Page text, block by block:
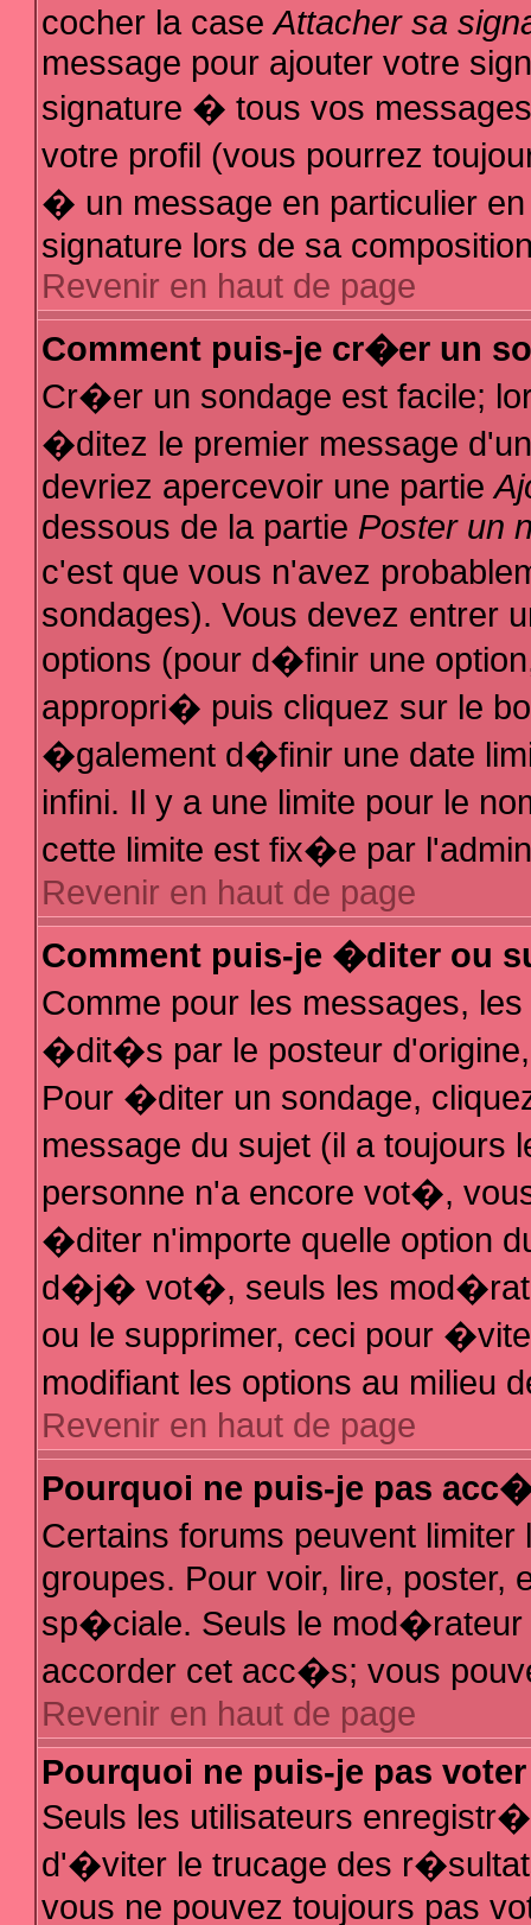
cocher la caseAttacher sa
message pour ajouter votre
signature � tous vos
votre profil (vous pourrez
� un message en particulier
signature lors de sa
Revenir en haut de page
Comment puis-je cr�er un
Cr�er un sondage est facile;
�ditez le premier message
devriez apercevoir une partie
dessous de la partie Poster un
c'est que vous n'avez
sondages). Vous devez entrer
options (pour d�finir une
appropri� puis cliquez sur le
�galement d�finir une date
infini. Il y a une limite pour le
cette limite est fix�e par
Revenir en haut de page
Comment puis-je �diter ou
Comme pour les messages,
�dit�s par le posteur
Pour �diter un sondage,
message du sujet (il a
personne n'a encore vot�,
�diter n'importe quelle option
d�j� vot�, seuls les
ou le supprimer, ceci pour
modifiant les options au milieu
Revenir en haut de page
Pourquoi ne puis-je pas
Certains forums peuvent
groupes. Pour voir, lire, poster,
sp�ciale. Seuls le mod�rateur
accorder cet acc�s; vous
Revenir en haut de page
Pourquoi ne puis-je pas
Seuls les utilisateurs
d'�viter le trucage des
vous ne pouvez toujours pas